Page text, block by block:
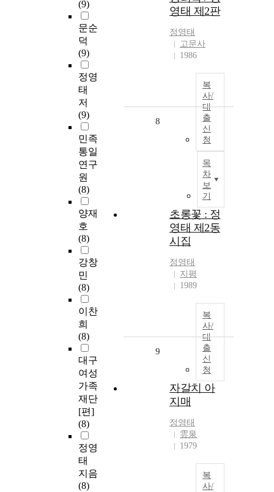
(9)
문순
덕
(9)
정영
태
저
(9)
민족
통일
연구
원
(8)
양재
호
(8)
강창
민
(8)
이찬
희
(8)
대구
여성
가족
재단
[편]
(8)
정영
태
지음
(8)
영태 제2판
정영태
고문사
1986
복
사/
대
출
신
청
목
차
보
기
8
초롱꽃 : 정
영태 제2동
시집
정영태
지평
1989
복
사/
대
출
신
청
9
자갈치 아
지매
정영태
雲泉
1979
복
사/